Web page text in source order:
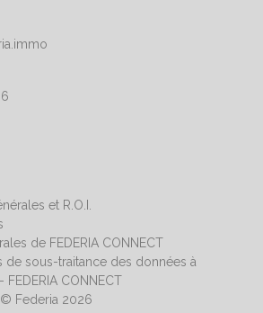
et R.O.I.
de FEDERIA CONNECT
de sous-traitance des données à
CONNECT
Federia 2026